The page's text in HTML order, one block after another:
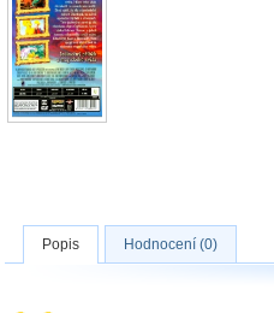
Popis Hodnocení (0)